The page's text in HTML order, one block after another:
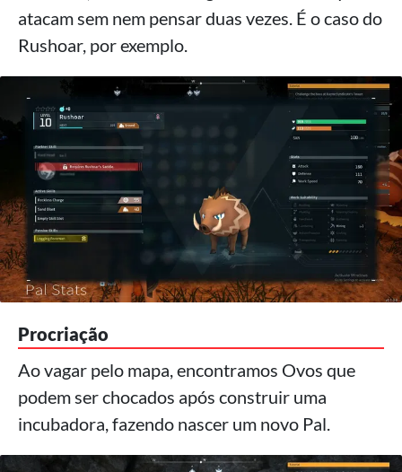
atacam sem nem pensar duas vezes. É o caso do
Rushoar, por exemplo.
Procriação
Ao vagar pelo mapa, encontramos Ovos que
podem ser chocados após construir uma
incubadora, fazendo nascer um novo Pal.